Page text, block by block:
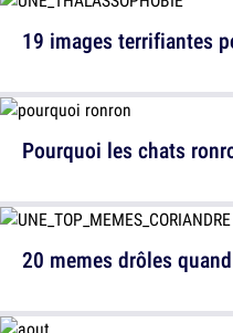
19 images terrifiantes
20 memes drôles
Pourquoi les chats